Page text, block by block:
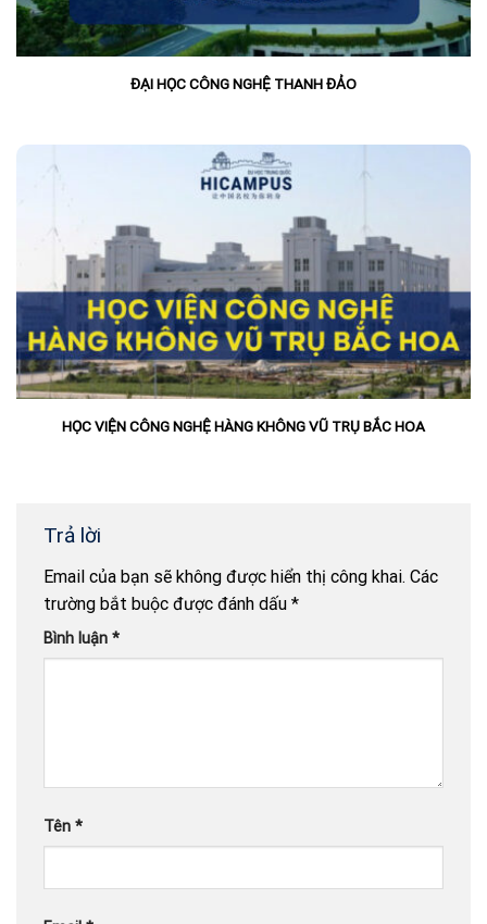
ĐẠI HỌC CÔNG NGHỆ THANH ĐẢO
HỌC VIỆN CÔNG NGHỆ HÀNG KHÔNG VŨ TRỤ BẮC HOA
Trả lời
Email của bạn sẽ không được hiển thị công khai. Các
trường bắt buộc được đánh dấu *
Bình luận *
Tên *